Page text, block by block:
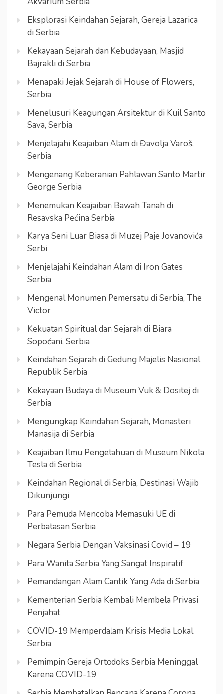
Eksplorasi Keindahan Sejarah, Gereja Lazarica
di Serbia
Kekayaan Sejarah dan Kebudayaan, Masjid
Bajrakli di Serbia
Menapaki Jejak Sejarah di House of Flowers,
Serbia
Menelusuri Keagungan Arsitektur di Kuil Santo
Sava, Serbia
Menjelajahi Keajaiban Alam di Đavolja Varoš,
Serbia
Mengenang Keberanian Pahlawan Santo Martir
George Serbia
Menemukan Keajaiban Bawah Tanah di
Resavska Pećina Serbia
Karya Seni Luar Biasa di Muzej Paje Jovanovića
Serbi
Menjelajahi Keindahan Alam di Iron Gates
Serbia
Mengenal Monumen Pemersatu di Serbia, The
Victor
Kekuatan Spiritual dan Sejarah di Biara
Sopoćani, Serbia
Keindahan Sejarah di Gedung Majelis Nasional
Republik Serbia
Kekayaan Budaya di Museum Vuk & Dositej di
Serbia
Mengungkap Keindahan Sejarah, Monasteri
Manasija di Serbia
Keajaiban Ilmu Pengetahuan di Museum Nikola
Tesla di Serbia
Keindahan Regional di Serbia, Destinasi Wajib
Dikunjungi
Para Pemuda Mencoba Memasuki UE di
Perbatasan Serbia
Negara Serbia Dengan Vaksinasi Covid – 19
Para Wanita Serbia Yang Sangat Inspiratif
Pemandangan Alam Cantik Yang Ada di Serbia
Kementerian Serbia Kembali Membela Privasi
Penjahat
COVID-19 Memperdalam Krisis Media Lokal
Serbia
Pemimpin Gereja Ortodoks Serbia Meninggal
Karena COVID-19